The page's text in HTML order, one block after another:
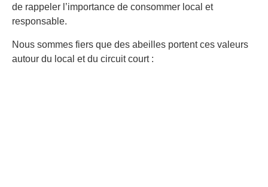
de rappeler l’importance de consommer local et
responsable.
Nous sommes fiers que des abeilles portent ces valeurs
autour du local et du circuit court :